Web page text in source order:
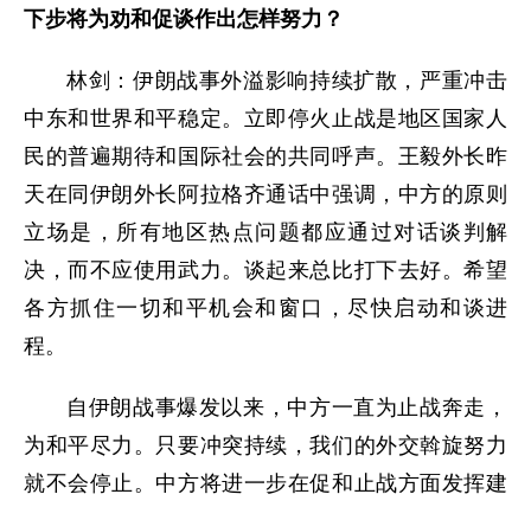
下步将为劝和促谈作出怎样努力？
林剑：伊朗战事外溢影响持续扩散，严重冲击
中东和世界和平稳定。立即停火止战是地区国家人
民的普遍期待和国际社会的共同呼声。王毅外长昨
天在同伊朗外长阿拉格齐通话中强调，中方的原则
立场是，所有地区热点问题都应通过对话谈判解
决，而不应使用武力。谈起来总比打下去好。希望
各方抓住一切和平机会和窗口，尽快启动和谈进
程。
自伊朗战事爆发以来，中方一直为止战奔走，
为和平尽力。只要冲突持续，我们的外交斡旋努力
就不会停止。中方将进一步在促和止战方面发挥建